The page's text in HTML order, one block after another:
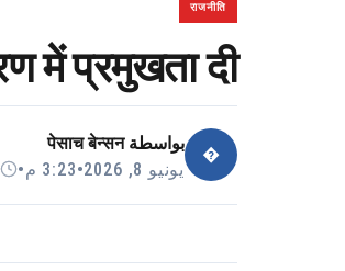
राजनीति
में प्रमुखता दी
�
بواسطةपेसाच बेन्सन
يونيو 8, 2026
•3:23 م •